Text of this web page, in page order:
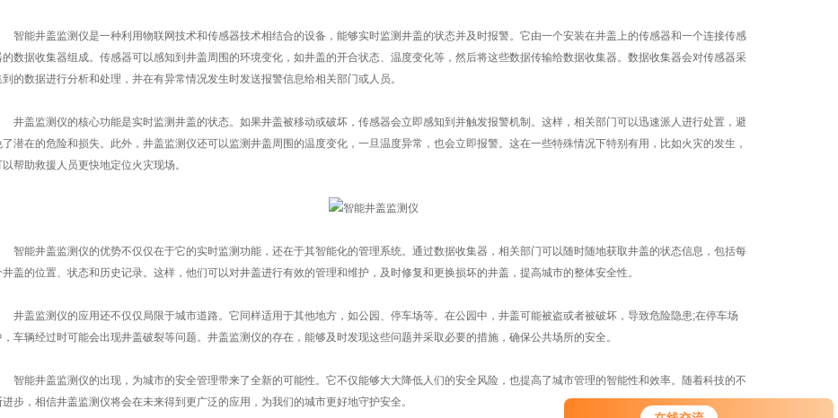
智能井盖监测仪是一种利用物联网技术和传感器技术相结合的设备，能够实时监测井盖的状态并及时报警。它由一个安装在井盖上的传感器和一个连接传感
的数据收集器组成。传感器可以感知到井盖周围的环境变化，如井盖的开合状态、温度变化等，然后将这些数据传输给数据收集器。数据收集器会对传感器采
到的数据进行分析和处理，并在有异常情况发生时发送报警信息给相关部门或人员。
盖监测仪的核心功能是实时监测井盖的状态。如果井盖被移动或破坏，传感器会立即感知到并触发报警机制。这样，相关部门可以迅速派人进行处置，避
了潜在的危险和损失。此外，井盖监测仪还可以监测井盖周围的温度变化，一旦温度异常，也会立即报警。这在一些特殊情况下特别有用，比如火灾的发生，
以帮助救援人员更快地定位火灾现场。
能井盖监测仪的优势不仅仅在于它的实时监测功能，还在于其智能化的管理系统。通过数据收集器，相关部门可以随时随地获取井盖的状态信息，包括每
井盖的位置、状态和历史记录。这样，他们可以对井盖进行有效的管理和维护，及时修复和更换损坏的井盖，提高城市的整体安全性。
盖监测仪的应用还不仅仅局限于城市道路。它同样适用于其他地方，如公园、停车场等。在公园中，井盖可能被盗或者被破坏，导致危险隐患;在停车场
，车辆经过时可能会出现井盖破裂等问题。井盖监测仪的存在，能够及时发现这些问题并采取必要的措施，确保公共场所的安全。
能井盖监测仪的出现，为城市的安全管理带来了全新的可能性。它不仅能够大大降低人们的安全风险，也提高了城市管理的智能性和效率。随着科技的不
进步，相信井盖监测仪将会在未来得到更广泛的应用，为我们的城市更好地守护安全。